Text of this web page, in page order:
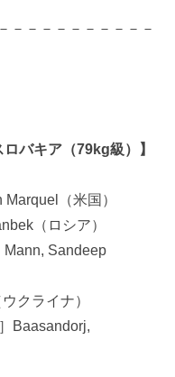
－－－－－－－－－－
バキア（79kg級）】
（米国）
（ロシア）
Sandeep
クライナ）
Baasandorj,